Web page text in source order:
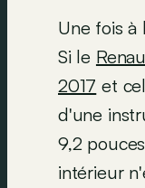
Une fois à
Si le
2017 et
d'une
9,2
intérieur